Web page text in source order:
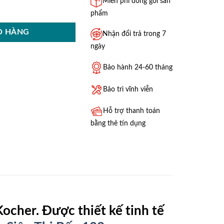
HÀNG
phẩm
Nhận đổi trả trong 7
ngày
Bảo hành 24-60 tháng
Bảo trì vĩnh viễn
Hỗ trợ thanh toán
bằng thẻ tín dụng
Được thiết kế tinh tế